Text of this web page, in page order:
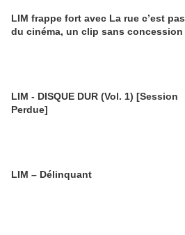
LIM frappe fort avec La rue c’est pas
du cinéma, un clip sans concession
LIM - DISQUE DUR (Vol. 1) [Session
Perdue]
LIM – Délinquant